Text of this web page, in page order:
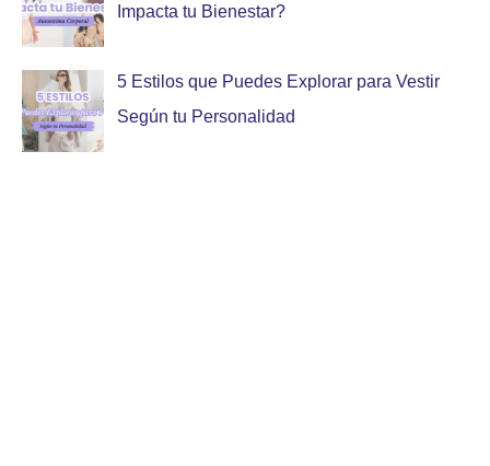
Impacta tu Bienestar?
5 Estilos que Puedes Explorar para Vestir
Según tu Personalidad